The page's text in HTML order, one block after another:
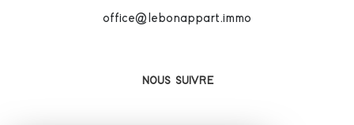
office@lebonappart.immo
NOUS SUIVRE